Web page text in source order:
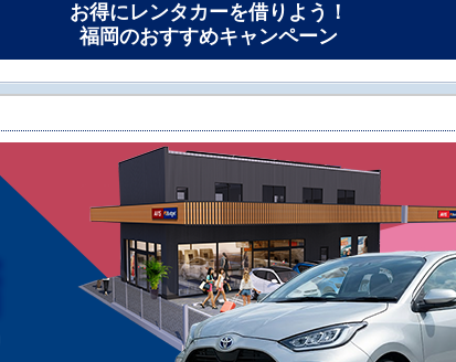
お得にレンタカーを借りよう！
福岡のおすすめキャンペーン